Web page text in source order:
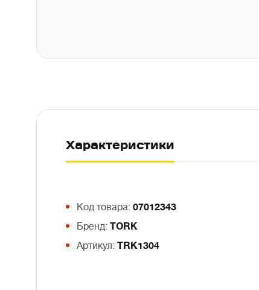
Характеристики
Код товара: 07012343
Бренд: TORK
Артикул: TRK1304